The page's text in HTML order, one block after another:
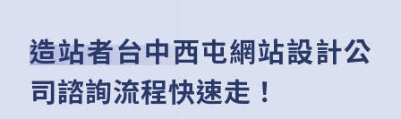
造站者台中西屯網站設計公
司諮詢流程快速走！